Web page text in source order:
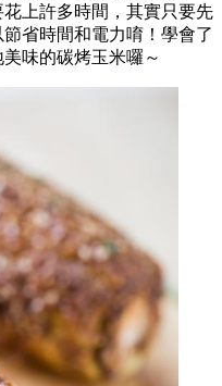
上許多時間，其實只要先
省時間和電力唷！學會了
味的碳烤玉米囉～